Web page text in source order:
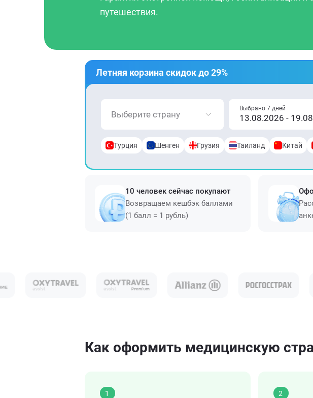
путешествия.
Летняя корзина скидок до 29%
Выберите страну
Выбрано 7 дней
Турция Шенген Грузия Таиланд Китай
10 человек сейчас покупают
Возвращаем кешбэк баллами
(1 балл = 1 рубль)
Как оформить медицинскую
1 2